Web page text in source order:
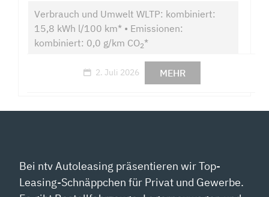
Verbrauch und Umwelt WLTP: kombiniert:
15,8 kWh l/100 km* • Emissionen:
kombiniert: 0,0 g/km CO2*
2. Juli 2026 MEHR
Bei ntv Autoleasing präsentieren wir Top-
Leasing-Schnäppchen für Privat und Gewerbe.